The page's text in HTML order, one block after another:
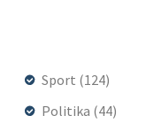
Sport (124)
Politika (44)